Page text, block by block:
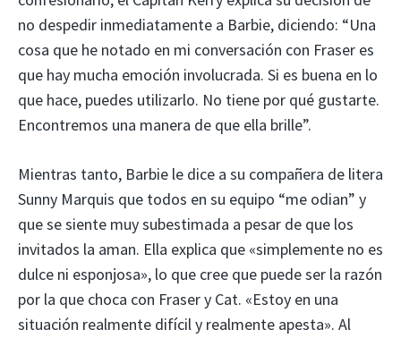
no despedir inmediatamente a Barbie, diciendo: “Una
cosa que he notado en mi conversación con Fraser es
que hay mucha emoción involucrada. Si es buena en lo
que hace, puedes utilizarlo. No tiene por qué gustarte.
Encontremos una manera de que ella brille”.
Mientras tanto, Barbie le dice a su compañera de litera
Sunny Marquis que todos en su equipo “me odian” y
que se siente muy subestimada a pesar de que los
invitados la aman. Ella explica que «simplemente no es
dulce ni esponjosa», lo que cree que puede ser la razón
por la que choca con Fraser y Cat. «Estoy en una
situación realmente difícil y realmente apesta». Al